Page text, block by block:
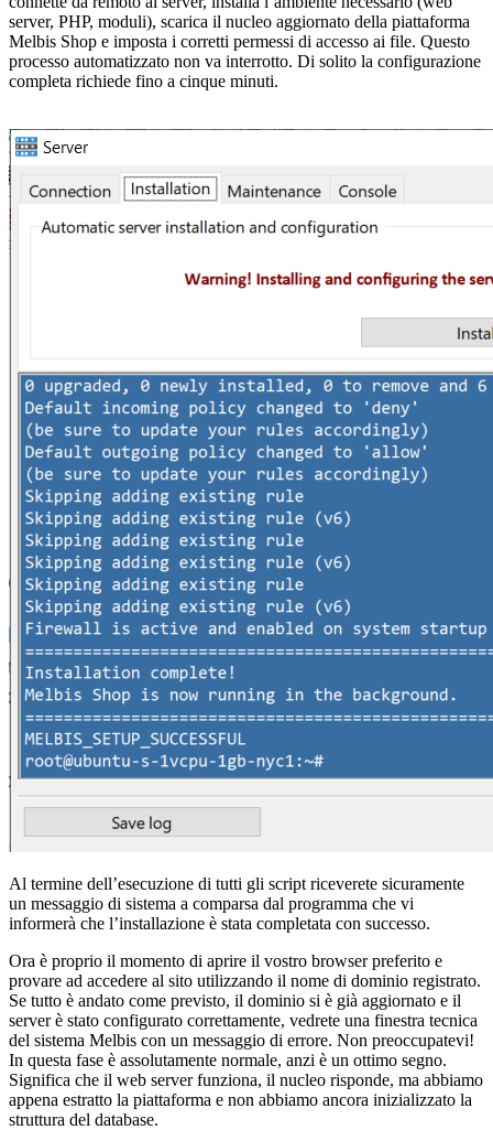
server, PHP, moduli), scarica il nucleo aggiornato della piattaforma
Melbis Shop e imposta i corretti permessi di accesso ai file. Questo
processo automatizzato non va interrotto. Di solito la configurazione
completa richiede fino a cinque minuti.
Al termine dell’esecuzione di tutti gli script riceverete sicuramente
un messaggio di sistema a comparsa dal programma che vi
informerà che l’installazione è stata completata con successo.
Ora è proprio il momento di aprire il vostro browser preferito e
provare ad accedere al sito utilizzando il nome di dominio registrato.
Se tutto è andato come previsto, il dominio si è già aggiornato e il
server è stato configurato correttamente, vedrete una finestra tecnica
del sistema Melbis con un messaggio di errore. Non preoccupatevi!
In questa fase è assolutamente normale, anzi è un ottimo segno.
Significa che il web server funziona, il nucleo risponde, ma abbiamo
appena estratto la piattaforma e non abbiamo ancora inizializzato la
struttura del database.